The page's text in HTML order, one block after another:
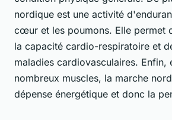
nordique est une activité
cœur et les poumons. Elle permet
la capacité cardio-respiratoire et
maladies cardiovasculaires. Enfin,
nombreux muscles, la marche
dépense énergétique et donc la